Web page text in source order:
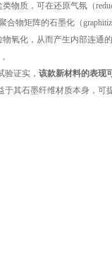
物质，可在还原气氛（
物矩阵的石墨化（
氧化，从而产生内部连通
验证实， 该款新材料的表现
于其石墨纤维材质本身，